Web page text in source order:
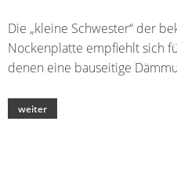
Die „kleine Schwester“ der
Nockenplatte empfiehlt sich
denen eine bauseitige
weiter